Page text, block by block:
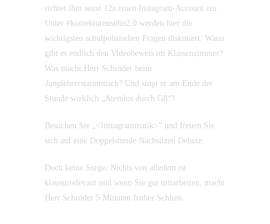
richtet ihm seine 12a einen Instagram-Account ein.
Unter #korrekturensohn2.0 werden hier die
wichtigsten schulpolitischen Fragen diskutiert: Wann
gibt es endlich den Videobeweis im Klassenzimmer?
Was macht Herr Schröder beim
Jung lehrerstammtisch? Und singt er am Ende der
Stunde wirklich „Atemlos durch G8“?
Besuchen Sie „<Instagrammatik>“ und freuen Sie
sich auf eine Doppelstunde Nachsitzen Deluxe.
Doch keine Sorge: Nichts von alledem ist
klausurrelevant und wenn Sie gut mitarbeiten, macht
Herr Schröder 5 Minuten früher Schluss.